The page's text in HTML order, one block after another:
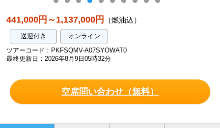
441,000円～1,137,000円 （燃油込）
送迎付き
オンライン
ツアーコード：PKFSQMV-A07SYOWAT0
最終更新日：2026年8月9日05時32分
空席問い合わせ（無料）